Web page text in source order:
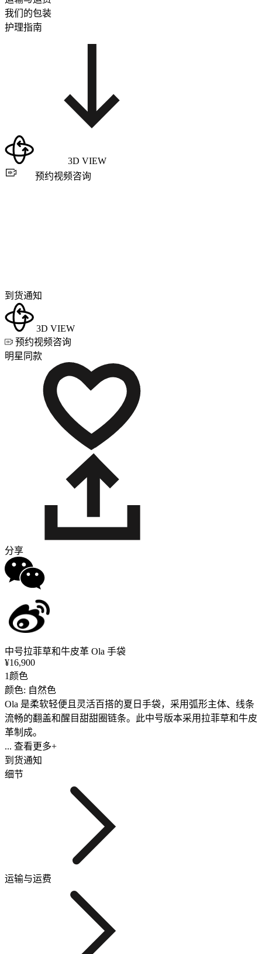
我们的包装
护理指南
3D VIEW
预约视频咨询
到货通知
3D VIEW
预约视频咨询
明星同款
分享
中号拉菲草和牛皮革 Ola 手袋
¥16,900
1颜色
颜色: 自然色
Ola 是柔软轻便且灵活百搭的夏日手袋，采用弧形主体、线条
流畅的翻盖和醒目甜甜圈链条。此中号版本采用拉菲草和牛皮
革制成。
... 查看更多+
到货通知
细节
运输与运费